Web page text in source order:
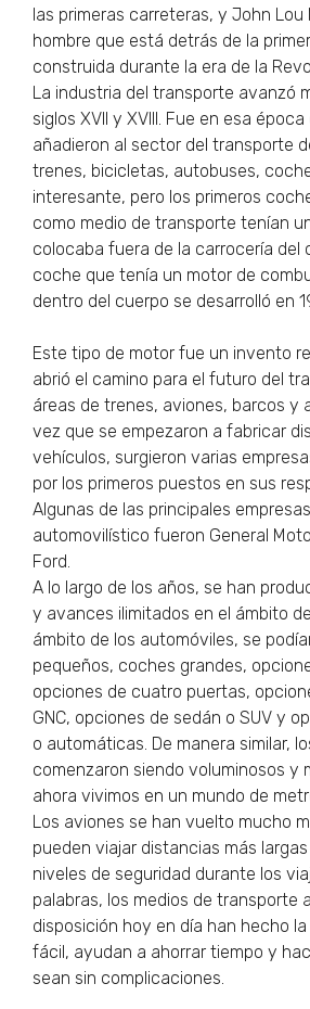
las primeras carreteras, y John Lou
hombre que está detrás de la
construida durante la era de la
La industria del transporte avanzó
siglos XVII y XVIII. Fue en esa
añadieron al sector del transporte
trenes, bicicletas, autobuses,
interesante, pero los primeros
como medio de transporte tenían
colocaba fuera de la carrocería del
coche que tenía un motor de
dentro del cuerpo se desarrolló en
Este tipo de motor fue un invento
abrió el camino para el futuro del
áreas de trenes, aviones, barcos y
vez que se empezaron a fabricar
vehículos, surgieron varias
por los primeros puestos en sus
Algunas de las principales
automovilístico fueron General
Ford.
A lo largo de los años, se han
y avances ilimitados en el ámbito
ámbito de los automóviles, se
pequeños, coches grandes,
opciones de cuatro puertas,
GNC, opciones de sedán o SUV y
o automáticas. De manera similar,
comenzaron siendo voluminosos y
ahora vivimos en un mundo de
Los aviones se han vuelto mucho
pueden viajar distancias más
niveles de seguridad durante los
palabras, los medios de transporte
disposición hoy en día han hecho
fácil, ayudan a ahorrar tiempo y
sean sin complicaciones.